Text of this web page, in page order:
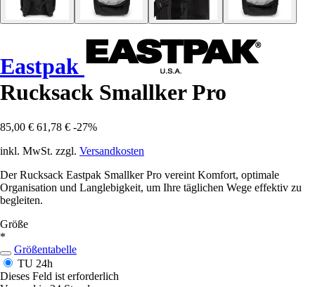
Eastpak
Rucksack Smallker Pro
85,00 € 61,78 € -27%
inkl. MwSt. zzgl. Versandkosten
Der Rucksack Eastpak Smallker Pro vereint Komfort, optimale
Organisation und Langlebigkeit, um Ihre täglichen Wege effektiv zu
begleiten.
Größe
*
Größentabelle
TU 24h
Dieses Feld ist erforderlich